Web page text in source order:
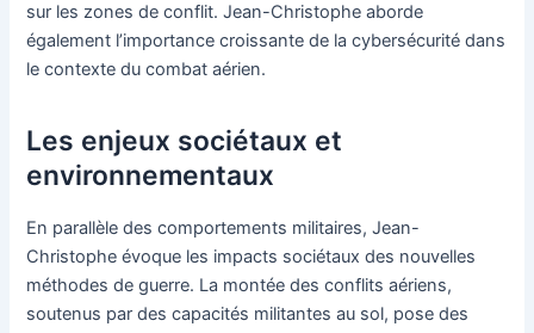
sur les zones de conflit. Jean-Christophe aborde
également l’importance croissante de la cybersécurité dans
le contexte du combat aérien.
Les enjeux sociétaux et
environnementaux
En parallèle des comportements militaires, Jean-
Christophe évoque les impacts sociétaux des nouvelles
méthodes de guerre. La montée des conflits aériens,
soutenus par des capacités militantes au sol, pose des